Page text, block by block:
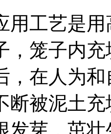
用工艺是
，笼子内
，在人为
断被泥土
发芽，茁